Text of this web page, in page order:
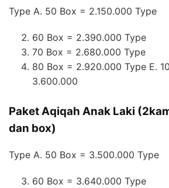
Type A. 50 Box = 2.150.000 Type
60 Box = 2.390.000 Type
70 Box = 2.680.000 Type
80 Box = 2.920.000 Type E.
3.600.000
Paket Aqiqah Anak Laki
dan box)
Type A. 50 Box = 3.500.000 Type
60 Box = 3.640.000 Type